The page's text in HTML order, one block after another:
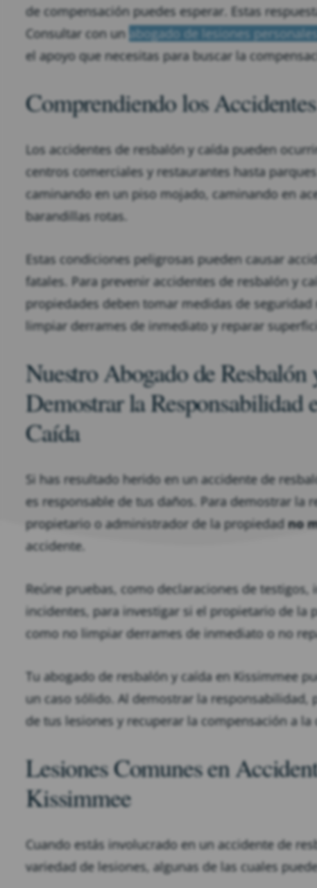
de compensación puedes esperar. Estas
Consultar con un abogado de lesiones
el apoyo que necesitas para buscar la
Comprendiendo los
Los accidentes de resbalón y caída pueden
centros comerciales y restaurantes hasta
caminando en un piso mojado, caminando en
barandillas rotas.
Estas condiciones peligrosas pueden causar
fatales. Para prevenir accidentes de resbalón y
propiedades deben tomar medidas de
limpiar derrames de inmediato y reparar
Nuestro Abogado de
Demostrar la Responsabilidad
Caída
Si has resultado herido en un accidente de
es responsable de tus daños. Para demostrar la
propietario o administrador de la propiedadno
accidente.
Reúne pruebas, como declaraciones de
incidentes, para investigar si el propietario de la
como no limpiar derrames de inmediato o no
Tu abogado de resbalón y caída en Kissimmee
un caso sólido. Al demostrar la responsabilidad,
de tus lesiones y recuperar la compensación a la
Lesiones Comunes en
Kissimmee
Cuando estás involucrado en un accidente de
variedad de lesiones, algunas de las cuales